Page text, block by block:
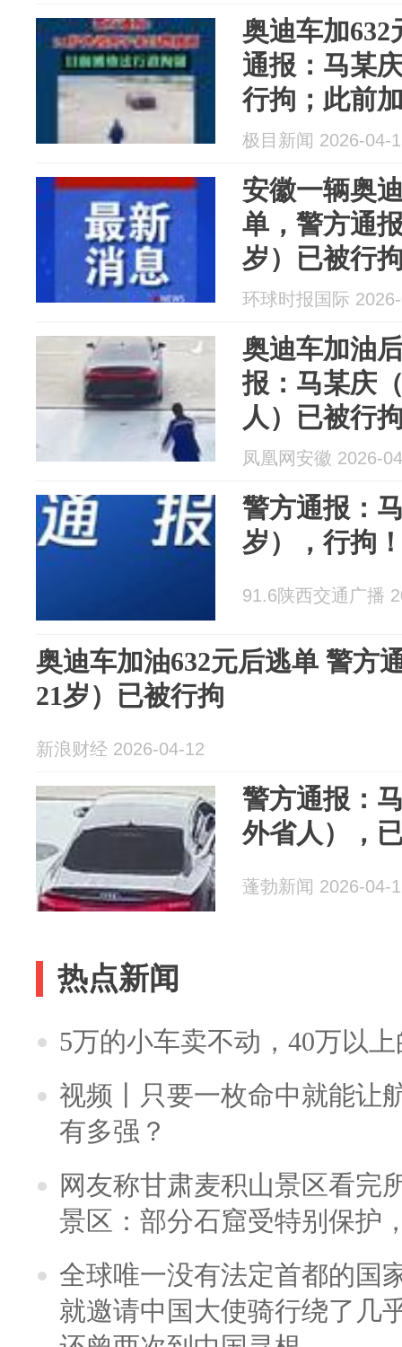
奥迪车加632
通报：马某
行拘；此前
追上，四天
极目新闻 2026-04-
安徽一辆奥
单，警方通
岁）已被行
次没追上，
环球时报国际
奥迪车加油
报：马某庆
人）已被行
凤凰网安徽 2026-
警方通报：
岁），行拘
91.6陕西交通广播
奥迪车加油632元后逃单 警方
21岁）已被行拘
新浪财经 2026-04-12
警方通报：
外省人），
蓬勃新闻 2026-04-
热点新闻
5万的小车卖不动，40万以
视频丨只要一枚命中就能让
有多强？
网友称甘肃麦积山景区看完
景区：部分石窟受特别保护
全球唯一没有法定首都的国
就邀请中国大使骑行绕了几